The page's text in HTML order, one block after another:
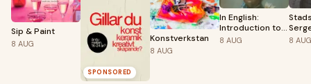
Sip & Paint
8 AUG
SPONSORED
Konstverkstan
8 AUG
In English:
Introduction to
Badin – Beyond
8 AUG 8 AUG